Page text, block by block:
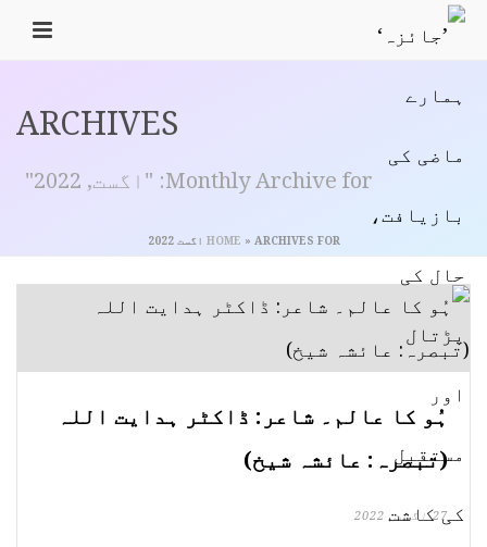
ARCHIVES
Monthly Archive for: "اگست, 2022"
HOME » ARCHIVES FOR اگست 2022
ہُو کا عالم۔ شاعر: ڈاکٹر ہدایت اللہ
(تبصرہ: عائشہ شیخ)
27 اگست, 2022